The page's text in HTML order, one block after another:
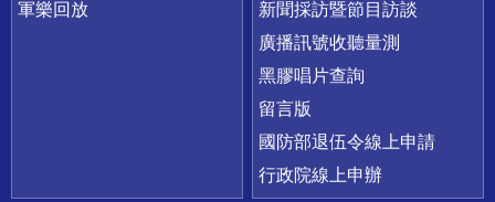
軍樂回放
新聞採訪暨節目訪談
廣播訊號收聽量測
黑膠唱片查詢
留言版
國防部退伍令線上申請
行政院線上申辦